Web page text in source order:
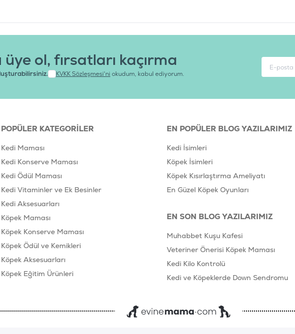
:
ol, fırsatları kaçırma
KVKK Sözleşmesi'ni okudum, kabul ediyorum.
POPÜLER KATEGORILER
Kedi Maması
Kedi Konserve Maması
Kedi Ödül Maması
Kedi Vitaminler ve Ek Besinler
Kedi Aksesuarları
Köpek Maması
Köpek Konserve Maması
Köpek Ödül ve Kemikleri
Köpek Aksesuarları
Köpek Eğitim Ürünleri
EN POPÜLER BLOG YAZILARIMIZ
Kedi İsimleri
Köpek İsimleri
Köpek Kısırlaştırma Ameliyatı
En Güzel Köpek Oyunları
EN SON BLOG YAZILARIMIZ
Muhabbet Kuşu Kafesi
Veteriner Önerisi Köpek Maması
Kedi Kilo Kontrolü
Kedi ve Köpeklerde Down Sendromu